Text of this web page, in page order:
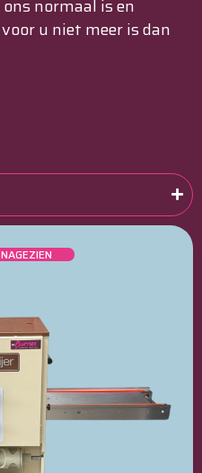
normaal is en
u niet meer is dan